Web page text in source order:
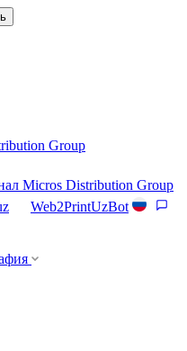
Group
Micros Distribution Group
Web2PrintUzBot